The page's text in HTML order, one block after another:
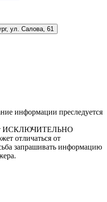
ул. Салова, 61
информации преследуется
ИСКЛЮЧИТЕЛЬНО
отличаться от
запрашивать информацию